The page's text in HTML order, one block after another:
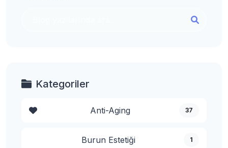
Kategoriler
Anti-Aging 37
Burun Estetiği 1